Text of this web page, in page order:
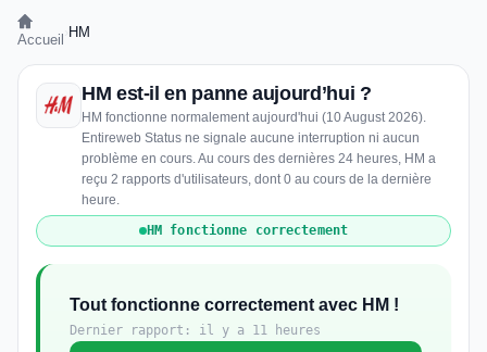
Accueil HM
HM est-il en panne aujourd’hui ?
HM fonctionne normalement aujourd'hui (10 August 2026).
Entireweb Status ne signale aucune interruption ni aucun
problème en cours. Au cours des dernières 24 heures, HM a
reçu 2 rapports d'utilisateurs, dont 0 au cours de la dernière
heure.
HM fonctionne correctement
Tout fonctionne correctement avec HM !
Dernier rapport: il y a 11 heures